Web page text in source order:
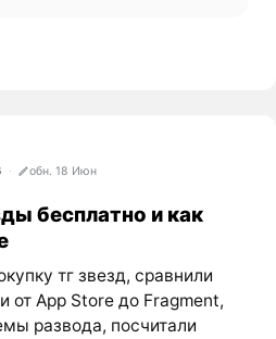
обн. 18 Июн
бесплатно и как
тг звезд, сравнили
от App Store до Fragment,
развода, посчитали